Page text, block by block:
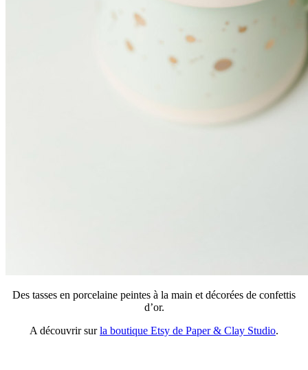
Des tasses en porcelaine peintes à la main et décorées de confettis
d’or.
A découvrir surla boutique Etsy de Paper & Clay Studio.